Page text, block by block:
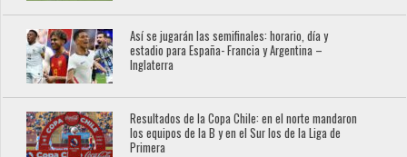
Así se jugarán las semifinales: horario, día y
estadio para España- Francia y Argentina –
Inglaterra
Resultados de la Copa Chile: en el norte mandaron
los equipos de la B y en el Sur los de la Liga de
Primera